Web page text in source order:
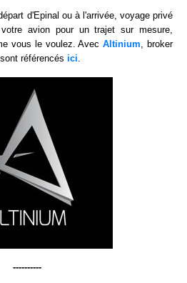
d'Epinal ou à l'arrivée, voyage privé
avion pour un trajet sur mesure,
vous le voulez. AvecAltinium, broker
référencés ici.
----------